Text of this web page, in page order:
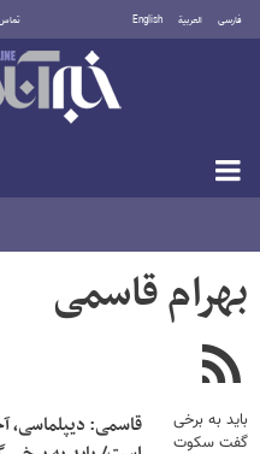
فارسی العربية English تماس
جمعه ۱۶ مرداد ۱۴۰۵
بهرام قاسمی
قاسمی: دیپلماسی،